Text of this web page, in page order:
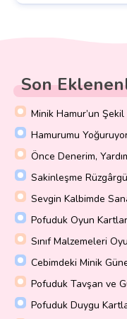
Son
Minik Hamur’un
Hamurumu
Önce Denerim,
Sakinleşme
Sevgin Kalbimde
Pofuduk Oyun
Sınıf Malzemeleri
Cebimdeki Minik
Pofuduk Tavşan ve
Pofuduk Duygu